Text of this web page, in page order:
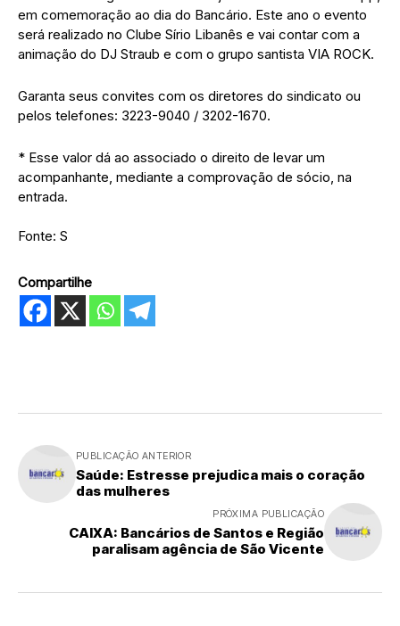
em comemoração ao dia do Bancário. Este ano o evento
será realizado no Clube Sírio Libanês e vai contar com a
animação do DJ Straub e com o grupo santista VIA ROCK.
Garanta seus convites com os diretores do sindicato ou
pelos telefones: 3223-9040 / 3202-1670.
* Esse valor dá ao associado o direito de levar um
acompanhante, mediante a comprovação de sócio, na
entrada.
Fonte: S
Compartilhe
PUBLICAÇÃO ANTERIOR
Saúde: Estresse prejudica mais o coração
das mulheres
PRÓXIMA PUBLICAÇÃO
CAIXA: Bancários de Santos e Região
paralisam agência de São Vicente